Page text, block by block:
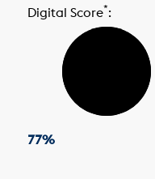
Digital Score*:
77%